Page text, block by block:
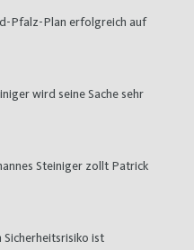
Pfalz-Plan erfolgreich auf
wird seine Sache sehr
Steiniger zollt Patrick
Sicherheitsrisiko ist